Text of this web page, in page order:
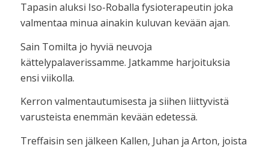
Tapasin aluksi Iso-Roballa fysioterapeutin joka
valmentaa minua ainakin kuluvan kevään ajan.
Sain Tomilta jo hyviä neuvoja
kättelypalaverissamme. Jatkamme harjoituksia
ensi viikolla.
Kerron valmentautumisesta ja siihen liittyvistä
varusteista enemmän kevään edetessä.
Treffaisin sen jälkeen Kallen, Juhan ja Arton, joista